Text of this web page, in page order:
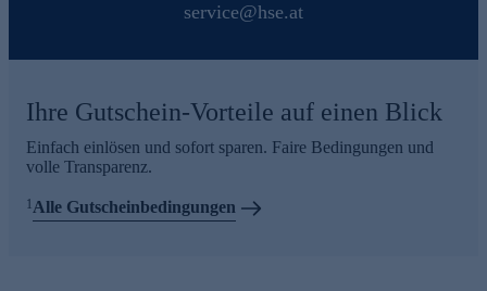
service@hse.at
Ihre Gutschein-Vorteile auf einen Blick
Einfach einlösen und sofort sparen. Faire Bedingungen und
volle Transparenz.
1 Alle Gutscheinbedingungen